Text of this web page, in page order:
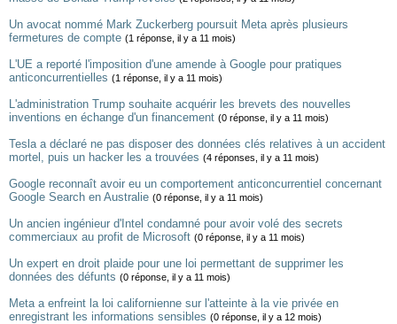
Un avocat nommé Mark Zuckerberg poursuit Meta après plusieurs
fermetures de compte (1 réponse, il y a 11 mois)
L'UE a reporté l'imposition d'une amende à Google pour pratiques
anticoncurrentielles (1 réponse, il y a 11 mois)
L'administration Trump souhaite acquérir les brevets des nouvelles
inventions en échange d'un financement (0 réponse, il y a 11 mois)
Tesla a déclaré ne pas disposer des données clés relatives à un accident
mortel, puis un hacker les a trouvées (4 réponses, il y a 11 mois)
Google reconnaît avoir eu un comportement anticoncurrentiel concernant
Google Search en Australie (0 réponse, il y a 11 mois)
Un ancien ingénieur d'Intel condamné pour avoir volé des secrets
commerciaux au profit de Microsoft (0 réponse, il y a 11 mois)
Un expert en droit plaide pour une loi permettant de supprimer les
données des défunts (0 réponse, il y a 11 mois)
Meta a enfreint la loi californienne sur l'atteinte à la vie privée en
enregistrant les informations sensibles (0 réponse, il y a 12 mois)